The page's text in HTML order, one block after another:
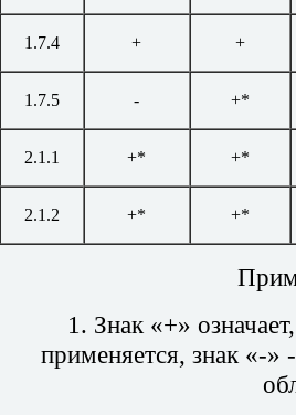
1.7.4 + +
1.7.5 - +*
2.1.1 +* +*
2.1.2 +* +*
1. Знак «+»
применяется, знак «-»